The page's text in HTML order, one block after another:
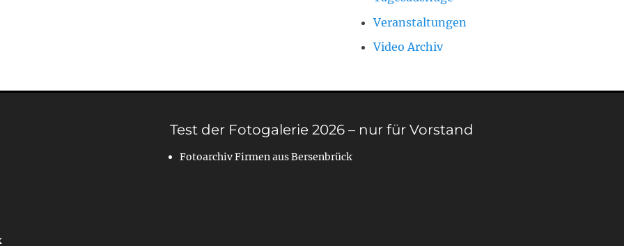
Veranstaltungen
Video Archiv
Test der Fotogalerie 2026 – nur für Vorstand
Fotoarchiv Firmen aus Bersenbrück